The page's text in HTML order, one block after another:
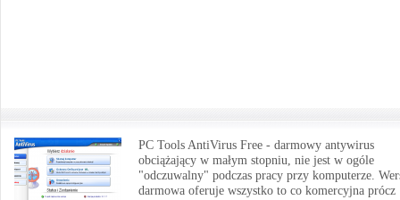
PC Tools AntiVirus Free - darmowy antywirus
obciążający w małym stopniu, nie jest w ogóle
"odczuwalny" podczas pracy przy komputerze.
darmowa oferuje wszystko to co komercyjna prócz